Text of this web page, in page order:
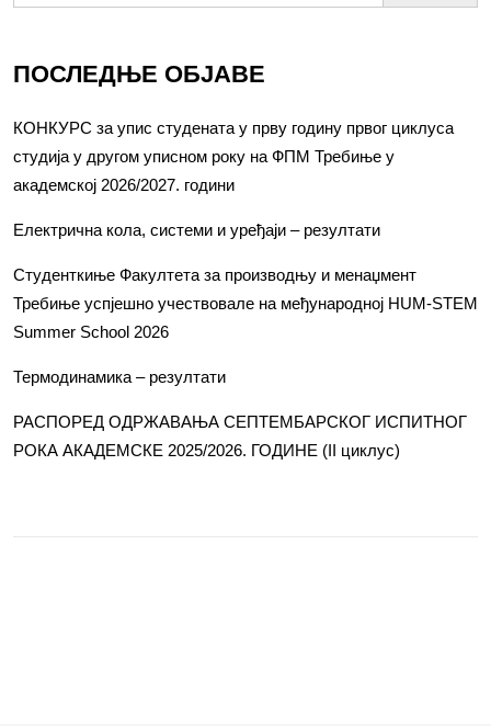
ПОСЛЕДЊЕ ОБЈАВЕ
КОНКУРС за упис студената у прву годину првог циклуса
студија у другом уписном року на ФПМ Требиње у
академској 2026/2027. години
Електрична кола, системи и уређаји – резултати
Студенткиње Факултета за производњу и менаџмент
Требиње успјешно учествовале на међународној HUM-STEM
Summer School 2026
Термодинамика – резултати
РАСПОРЕД ОДРЖАВАЊА СЕПТЕМБАРСКОГ ИСПИТНОГ
РОКА АКАДЕМСКЕ 2025/2026. ГОДИНЕ (II циклус)